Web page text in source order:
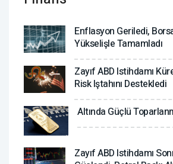
Enflasyon Geriledi,
Yükselişle Tamamladı
Zayıf ABD Istihdamı
Risk Iştahını Destekledi
Altında Güçlü
Zayıf ABD Istihdamı